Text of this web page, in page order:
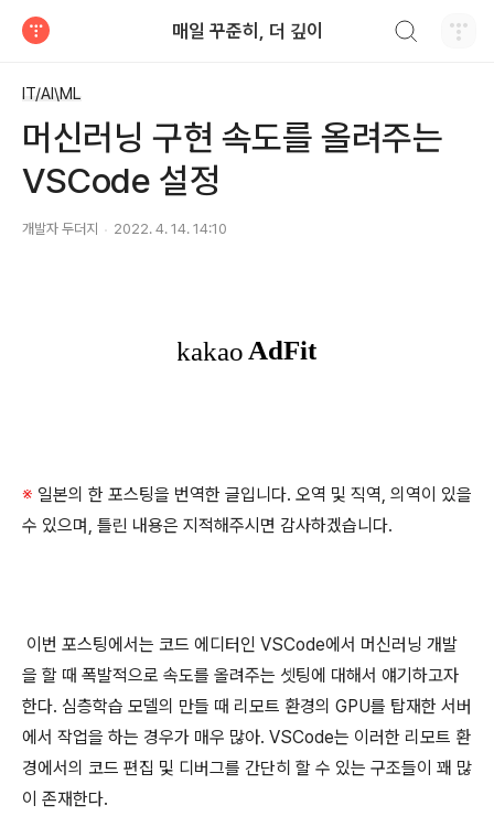
매일 꾸준히, 더 깊이
IT/AI\ML
머신러닝 구현 속도를 올려주는
VSCode 설정
개발자 두더지 2022. 4. 14. 14:10
※ 일본의 한 포스팅을 번역한 글입니다. 오역 및 직역, 의역이 있을
수 있으며, 틀린 내용은 지적해주시면 감사하겠습니다.
이번 포스팅에서는 코드 에디터인 VSCode에서 머신러닝 개발
을 할 때 폭발적으로 속도를 올려주는 셋팅에 대해서 얘기하고자
한다. 심층학습 모델의 만들 때 리모트 환경의 GPU를 탑재한 서버
에서 작업을 하는 경우가 매우 많아. VSCode는 이러한 리모트 환
경에서의 코드 편집 및 디버그를 간단히 할 수 있는 구조들이 꽤 많
이 존재한다.